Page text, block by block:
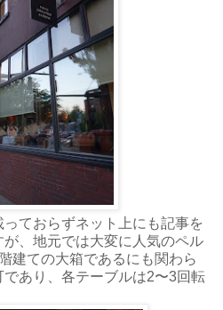
ておらずネット上にも記事を
、地元では大変に人気のペル
建ての大箱であるにも関わら
あり、各テーブルは2〜3回転